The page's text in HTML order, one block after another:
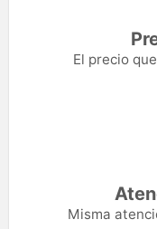
El precio
Misma